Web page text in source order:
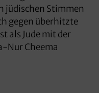
jüdischen Stimmen
gegen überhitzte
als Jude mit der
Nur Cheema